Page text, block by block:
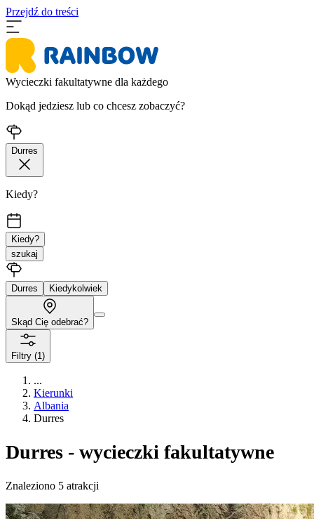
Przejdź do treści
Wycieczki fakultatywne dla każdego
Dokąd jedziesz lub co chcesz zobaczyć?
Durres
Kiedy?
Kiedy?
szukaj
Durres Kiedykolwiek
Skąd Cię odebrać?
Filtry (1)
...
Kierunki
Albania
Durres
Durres - wycieczki fakultatywne
Znaleziono 5 atrakcji